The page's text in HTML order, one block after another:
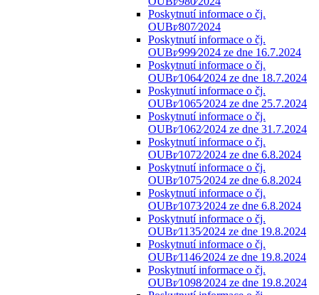
Poskytnutí informace o čj.
OUBr⁄807⁄2024
Poskytnutí informace o čj.
OUBr⁄999⁄2024 ze dne 16.7.2024
Poskytnutí informace o čj.
OUBr⁄1064⁄2024 ze dne 18.7.2024
Poskytnutí informace o čj.
OUBr⁄1065⁄2024 ze dne 25.7.2024
Poskytnutí informace o čj.
OUBr⁄1062⁄2024 ze dne 31.7.2024
Poskytnutí informace o čj.
OUBr⁄1072⁄2024 ze dne 6.8.2024
Poskytnutí informace o čj.
OUBr⁄1075⁄2024 ze dne 6.8.2024
Poskytnutí informace o čj.
OUBr⁄1073⁄2024 ze dne 6.8.2024
Poskytnutí informace o čj.
OUBr⁄1135⁄2024 ze dne 19.8.2024
Poskytnutí informace o čj.
OUBr⁄1146⁄2024 ze dne 19.8.2024
Poskytnutí informace o čj.
OUBr⁄1098⁄2024 ze dne 19.8.2024